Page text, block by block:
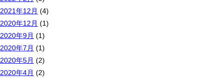
2021年12月 (4)
2020年12月 (1)
2020年9月 (1)
2020年7月 (1)
2020年5月 (2)
2020年4月 (2)